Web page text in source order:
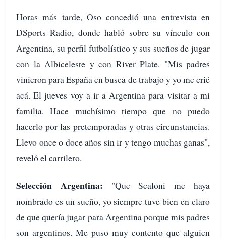
Horas más tarde, Oso concedió una entrevista en
DSports Radio, donde habló sobre su vínculo con
Argentina, su perfil futbolístico y sus sueños de jugar
con la Albiceleste y con River Plate. "Mis padres
vinieron para España en busca de trabajo y yo me crié
acá. El jueves voy a ir a Argentina para visitar a mi
familia. Hace muchísimo tiempo que no puedo
hacerlo por las pretemporadas y otras circunstancias.
Llevo once o doce años sin ir y tengo muchas ganas",
reveló el carrilero.
Selección Argentina: "Que Scaloni me haya
nombrado es un sueño, yo siempre tuve bien en claro
de que quería jugar para Argentina porque mis padres
son argentinos. Me puso muy contento que alguien